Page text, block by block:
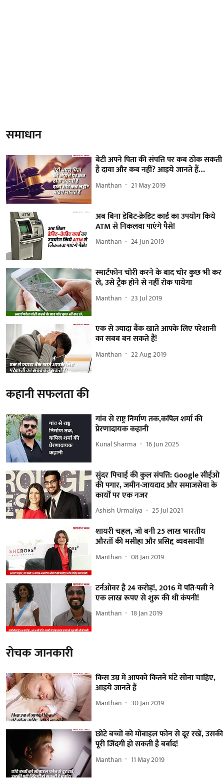
समाधान
बेटी अपने पिता की संपत्ति पर कब ठोक सकती
है दावा और कब नहीं? आइये जानते हैं…
Manthan 21 May 2019
अब बिना डेबिट-क्रेडिट कार्ड का उपयोग किये
ATM से निकलवा पाएंगे पैसे!
Manthan 24 Jun 2019
स्मार्टफोन चोरी करने के बाद चोर कुछ भी कर
ले, उसे ट्रैक होने से नहीं रोक पायेगा
Manthan 23 Jul 2019
एक से ज्यादा बैंक खाते आपके लिए परेशानी
का सबब बन सकते हैं!
Manthan 22 Aug 2019
कहानी सफलता की
गांव से राष्ट्र निर्माण तक,कपिल शर्मा की
प्रेरणादायक कहानी
Kunal Sharma 16 Jun 2025
सुंदर पिचाई की कुल संपत्ति: Google सीईओ
की पगार, जमीन-जायदाद और समाजसेवा के
कार्यों पर एक नजर
Ashish Urmaliya 25 Jul 2021
शायरी चहल, जो बनी 25 लाख भारतीय
औरतों की मसीहा और प्रसिद्द व्यवसायी!
Manthan 08 Jan 2019
टर्नओवर है 24 करोड़!, 2016 में पति-पत्नी ने
एक लाख रूपए से शुरू की थी कंपनी!
Manthan 18 Jan 2019
रोचक जानकारी
किस उम्र में आपको कितने घंटे सोना चाहिए,
आइये जानते हैं
Manthan 30 Jan 2019
छोटे बच्चों को मोबाइल फोन से दूर रखें, उसकी
पूरी जिंदगी हो सकती है बर्बाद!
Manthan 11 May 2019